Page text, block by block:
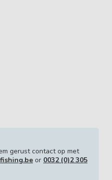
gerust contact op met
or 0032 (0)2 305